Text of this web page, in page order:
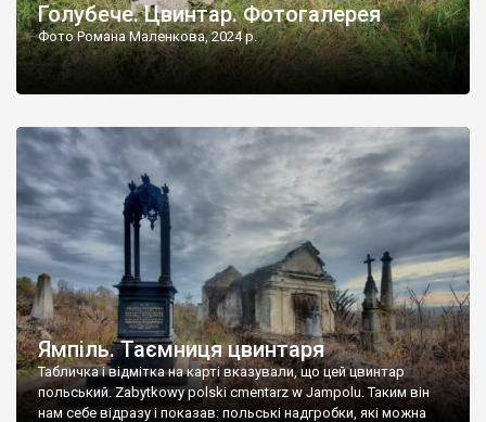
Голубече. Цвинтар. Фотогалерея
Фото Романа Маленкова, 2024 р.
Ямпіль. Таємниця цвинтаря
Табличка і відмітка на карті вказували, що цей цвинтар
польський. Zabytkowy polski cmentarz w Jampolu. Таким він
нам себе відразу і показав: польські надгробки, які можна